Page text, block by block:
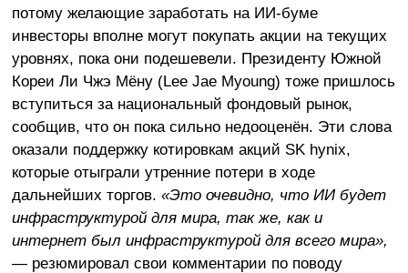
потому желающие заработать на ИИ-буме
инвесторы вполне могут покупать акции на текущих
уровнях, пока они подешевели. Президенту Южной
Кореи Ли Чжэ Мёну (Lee Jae Myoung) тоже пришлось
вступиться за национальный фондовый рынок,
сообщив, что он пока сильно недооценён. Эти слова
оказали поддержку котировкам акций SK hynix,
которые отыграли утренние потери в ходе
дальнейших торгов. «Это очевидно, что ИИ будет
инфраструктурой для мира, так же, как и
интернет был инфраструктурой для всего мира»,
— резюмировал свои комментарии по поводу